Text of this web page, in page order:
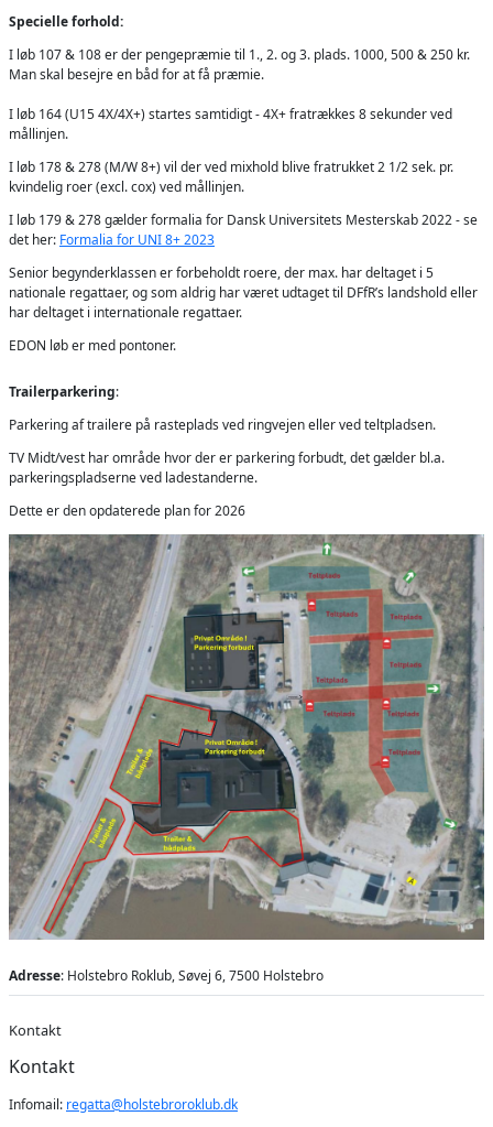
Specielle forhold:
I løb 107 & 108 er der pengepræmie til 1., 2. og 3. plads. 1000, 500 & 250 kr.
Man skal besejre en båd for at få præmie.
I løb 164 (U15 4X/4X+) startes samtidigt - 4X+ fratrækkes 8 sekunder ved
mållinjen.
I løb 178 & 278 (M/W 8+) vil der ved mixhold blive fratrukket 2 1/2 sek. pr.
kvindelig roer (excl. cox) ved mållinjen.
I løb 179 & 278 gælder formalia for Dansk Universitets Mesterskab 2022 - se
det her: Formalia for UNI 8+ 2023
Senior begynderklassen er forbeholdt roere, der max. har deltaget i 5
nationale regattaer, og som aldrig har været udtaget til DFfR’s landshold eller
har deltaget i internationale regattaer.
EDON løb er med pontoner.
Trailerparkering:
Parkering af trailere på rasteplads ved ringvejen eller ved teltpladsen.
TV Midt/vest har område hvor der er parkering forbudt, det gælder bl.a.
parkeringspladserne ved ladestanderne.
Dette er den opdaterede plan for 2026
Adresse: Holstebro Roklub, Søvej 6, 7500 Holstebro
Kontakt
Kontakt
Infomail: regatta@holstebroroklub.dk